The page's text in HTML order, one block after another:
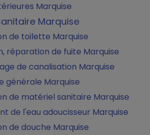
Marquise
Marquise
de toilette Marquise
réparation de fuite Marquise
de canalisation Marquise
générale Marquise
de matériel sanitaire Marquise
de l'eau adoucisseur Marquise
de douche Marquise